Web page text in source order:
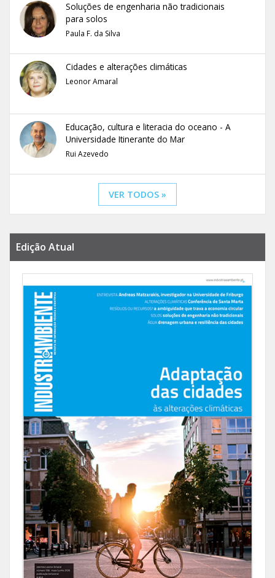
Soluções de engenharia não tradicionais
para solos
Paula F. da Silva
Cidades e alterações climáticas
Leonor Amaral
Educação, cultura e literacia do oceano - A
Universidade Itinerante do Mar
Rui Azevedo
VER TODOS »
Edição Atual